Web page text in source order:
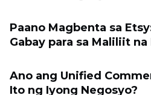
Paano Magbenta sa
Gabay para sa Maliliit
Ano ang Unified
Ito ng Iyong Negosyo?